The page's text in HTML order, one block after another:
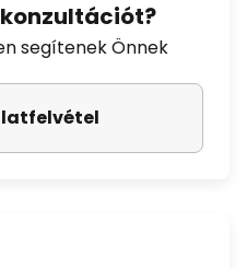
segítenek Önnek